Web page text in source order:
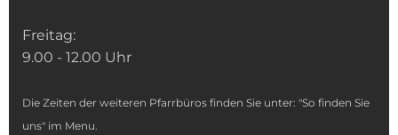
Freitag:
9.00 - 12.00 Uhr
Die Zeiten der weiteren Pfarrbüros finden Sie unter: "So finden Sie
uns" im Menu.